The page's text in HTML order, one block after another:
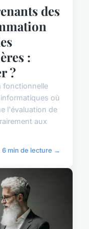
des
:
?
fonctionnelle
où
l'évaluation de
aux
6 min de lecture →